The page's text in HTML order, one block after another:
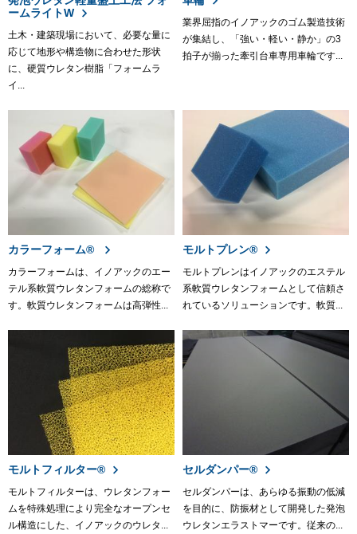
ームライトW
土木・建築現場において、必要な量に
応じて地形や構造物に合わせた形状
に、硬質ウレタン樹脂「フォームラ
イ...
業界屈指のイノアックのゴム製造技術
が集結し、「強い・軽い・静か」の3
拍子が揃った牽引台車専用車輪です...
カラーフォーム®
カラーフォームは、イノアックのエー
テル系軟質ウレタンフォームの総称で
す。軟質ウレタンフォームは高弾性...
モルトプレン®
モルトプレンはイノアックのエステル
系軟質ウレタンフォームとして信頼さ
れているソリューションです。軟質...
モルトフィルター®
モルトフィルターは、ウレタンフォー
ムを特殊処理により完全なオープンセ
ル構造にした、イノアックのウレタ...
セルダンパー®
セルダンパーは、あらゆる振動の低減
を目的に、防振材として開発した発泡
ウレタンエラストマーです。従来の...